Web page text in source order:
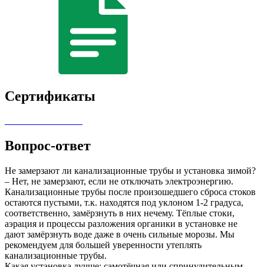
Сертификаты
Вопрос-ответ
Не замерзают ли канализационные трубы и установка зимой?
– Нет, не замерзают, если не отключать электроэнергию.
Канализационные трубы после произошедшего сброса стоков
остаются пустыми, т.к. находятся под уклоном 1-2 градуса,
соответственно, замёрзнуть в них нечему. Тёплые стоки,
аэрация и процессы разложения органики в установке не
дают замёрзнуть воде даже в очень сильные морозы. Мы
рекомендуем для большей уверенности утеплять
канализационные трубы.